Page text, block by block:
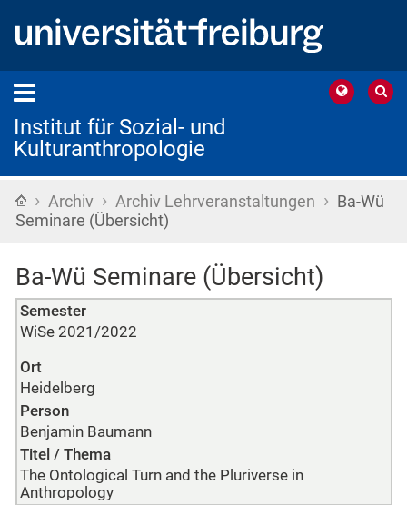
Institut für Sozial- und
Kulturanthropologie
Startseite
› Archiv › Archiv Lehrveranstaltungen › Ba-Wü
Seminare (Übersicht)
Ba-Wü Seminare (Übersicht)
Semester
WiSe 2021/2022
Ort
Heidelberg
Person
Benjamin Baumann
Titel / Thema
The Ontological Turn and the Pluriverse in
Anthropology